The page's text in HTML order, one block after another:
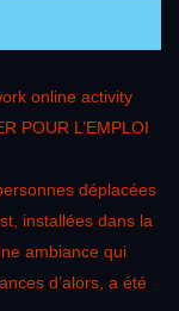
online activity
POUR L’EMPLOI
déplacées
installées dans la
ambiance qui
d’alors, a été